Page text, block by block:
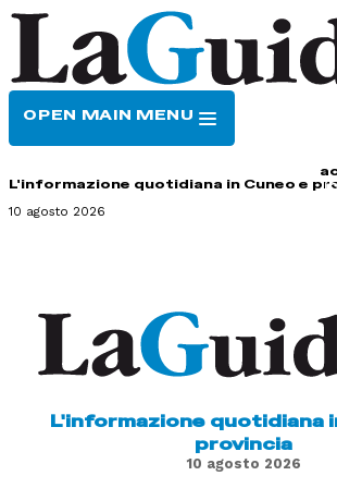
OPEN MAIN MENU
L'informazione quotidiana in Cuneo e
10 agosto 2026
L'informazione quotidiana
provincia
10 agosto 2026